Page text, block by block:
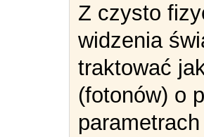
Z czysto
widzenia
traktować
(fotonów) o